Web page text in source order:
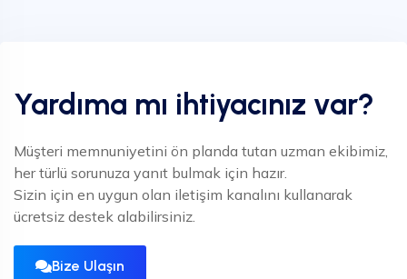
Yardıma mı ihtiyacınız var?
Müşteri memnuniyetini ön planda tutan uzman ekibimiz,
her türlü sorunuza yanıt bulmak için hazır.
Sizin için en uygun olan iletişim kanalını kullanarak
ücretsiz destek alabilirsiniz.
Bize Ulaşın